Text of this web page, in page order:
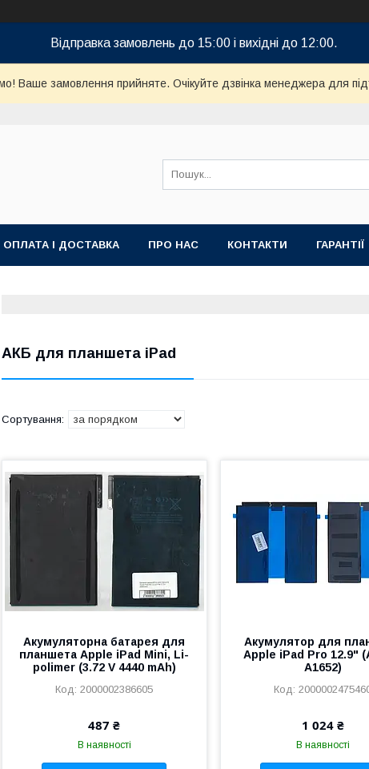
Відправка замовлень до 15:00 і вихідні до 12:00.
Ваше замовлення прийняте. Очікуйте дзвінка менеджера для
ОПЛАТА І ДОСТАВКА ПРО НАС КОНТАКТИ ГАРАНТІЇ
АКБ для планшета iPad
Акумуляторна батарея для
планшета Apple iPad Mini, Li-
polimer (3.72 V 4440 mAh)
2000002386605
487 ₴
В наявності
Акумулятор для
Apple iPad Pro 12.9"
A1652)
1 024 ₴
В наявності